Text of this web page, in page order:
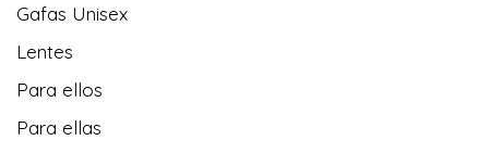
Gafas Unisex
Lentes
Para ellos
Para ellas